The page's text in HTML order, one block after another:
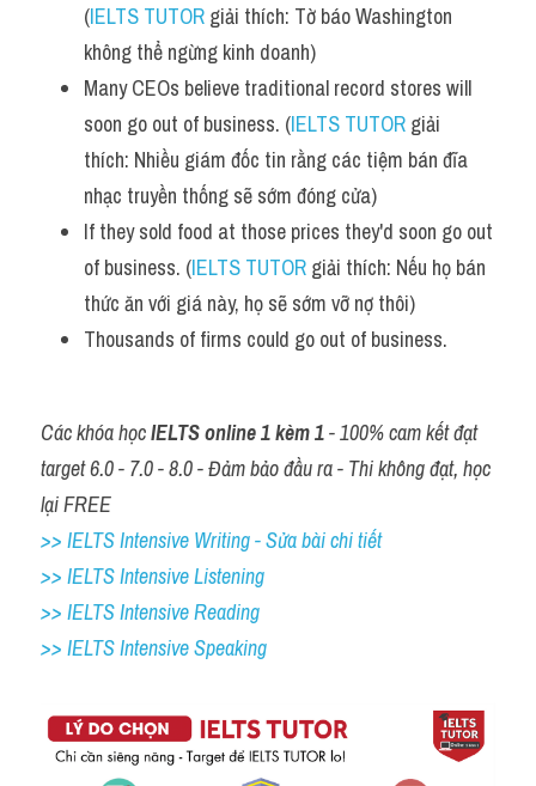
(IELTS TUTOR giải thích: Tờ báo Washington
không thể ngừng kinh doanh)
Many CEOs believe traditional record stores will
soon go out of business. (IELTS TUTOR giải
thích: Nhiều giám đốc tin rằng các tiệm bán đĩa
nhạc truyền thống sẽ sớm đóng cửa)
If they sold food at those prices they'd soon go out
of business. (IELTS TUTOR giải thích: Nếu họ bán
thức ăn với giá này, họ sẽ sớm vỡ nợ thôi)
Thousands of firms could go out of business.
Các khóa học IELTS online 1 kèm 1 - 100% cam kết đạt
target 6.0 - 7.0 - 8.0 - Đảm bảo đầu ra - Thi không đạt, học
lại FREE
>> IELTS Intensive Writing - Sửa bài chi tiết
>> IELTS Intensive Listening
>> IELTS Intensive Reading
>> IELTS Intensive Speaking